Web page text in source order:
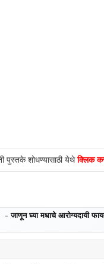
पुस्तके शोधण्यासाठी येथेक्लिक
-जाणून घ्या मधाचे आरोग्यदायी